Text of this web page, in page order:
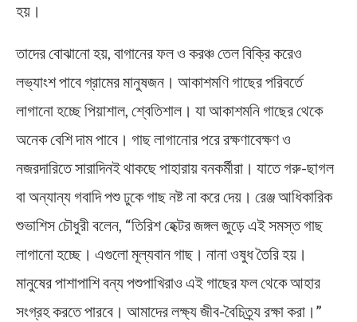
হয়।
তাদের বোঝানো হয়, বাগানের ফল ও করঞ্চ তেল বিক্রি করেও
লভ্যাংশ পাবে গ্রামের মানুষজন। আকাশমণি গাছের পরিবর্তে
লাগানো হচ্ছে পিয়াশাল, শ্বেতিশাল। যা আকাশমনি গাছের থেকে
অনেক বেশি দাম পাবে। গাছ লাগানোর পরে রক্ষণাবেক্ষণ ও
নজরদারিতে সারাদিনই থাকছে পাহারায় বনকর্মীরা। যাতে গরু-ছাগল
বা অন্যান্য গবাদি পশু ঢুকে গাছ নষ্ট না করে দেয়। রেঞ্জ আধিকারিক
শুভাশিস চৌধুরী বলেন, “তিরিশ হেক্টর জঙ্গল জুড়ে এই সমস্ত গাছ
লাগানো হচ্ছে। এগুলো মূল্যবান গাছ। নানা ওষুধ তৈরি হয়।
মানুষের পাশাপাশি বন্য পশুপাখিরাও এই গাছের ফল থেকে আহার
সংগ্রহ করতে পারবে। আমাদের লক্ষ্য জীব-বৈচিত্র্য রক্ষা করা।”